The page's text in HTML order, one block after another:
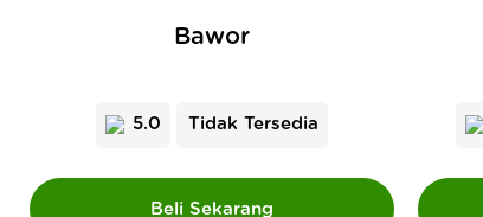
Bawor
5.0 Tidak Tersedia